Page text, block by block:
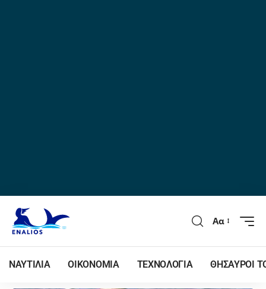
Αα
ΝΑΥΤΙΛΙΑ ΟΙΚΟΝΟΜΙΑ ΤΕΧΝΟΛΟΓΙΑ ΘΗΣΑΥΡΟΙ